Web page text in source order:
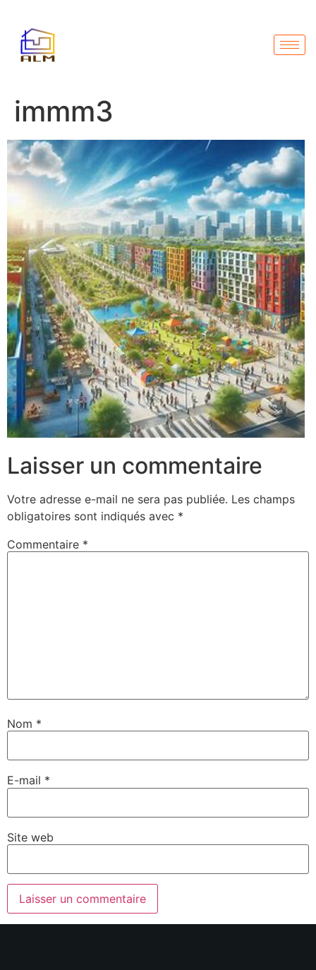
immm3
Laisser un commentaire
Votre adresse e-mail ne sera pas publiée. Les champs
obligatoires sont indiqués avec *
Commentaire *
Nom *
E-mail *
Site web